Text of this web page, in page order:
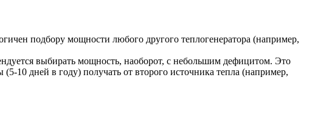
подбору мощности любого другого теплогенератора (например,
выбирать мощность, наоборот, с небольшим дефицитом. Это
10 дней в году) получать от второго источника тепла (например,